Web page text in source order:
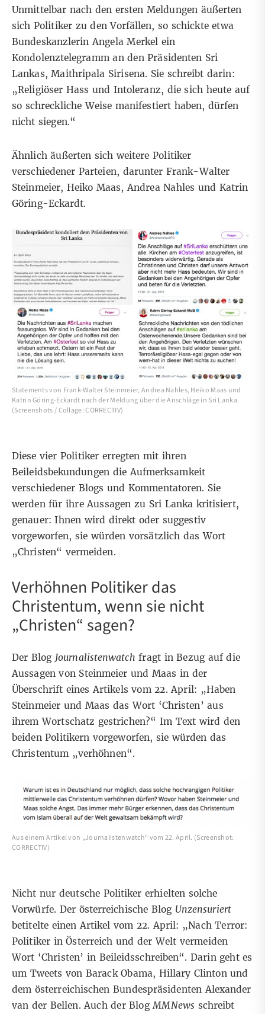
Unmittelbar nach den ersten Meldungen äußerten
sich Politiker zu den Vorfällen, so schickte etwa
Bundeskanzlerin Angela Merkel ein
Kondolenztelegramm an den Präsidenten Sri
Lankas, Maithripala Sirisena. Sie schreibt darin:
„Religiöser Hass und Intoleranz, die sich heute auf
so schreckliche Weise manifestiert haben, dürfen
nicht siegen.“
Ähnlich äußerten sich weitere Politiker
verschiedener Parteien, darunter Frank-Walter
Steinmeier, Heiko Maas, Andrea Nahles und Katrin
Göring-Eckardt.
Statements von Frank-Walter Steinmeier, Andrea Nahles, Heiko Maas und
Katrin Göring-Eckardt nach der Meldung über die Anschläge in Sri Lanka.
(Screenshots / Collage: CORRECTIV)
Diese vier Politiker erregten mit ihren
Beileidsbekundungen die Aufmerksamkeit
verschiedener Blogs und Kommentatoren. Sie
werden für ihre Aussagen zu Sri Lanka kritisiert,
genauer: Ihnen wird direkt oder suggestiv
vorgeworfen, sie würden vorsätzlich das Wort
„Christen“ vermeiden.
Verhöhnen Politiker das
Christentum, wenn sie nicht
„Christen“ sagen?
Der Blog Journalistenwatch fragt in Bezug auf die
Aussagen von Steinmeier und Maas in der
Überschrift eines Artikels vom 22. April: „Haben
Steinmeier und Maas das Wort ‘Christen’ aus
ihrem Wortschatz gestrichen?“ Im Text wird den
beiden Politikern vorgeworfen, sie würden das
Christentum „verhöhnen“.
Aus einem Artikel von „Journalistenwatch“ vom 22. April. (Screenshot:
CORRECTIV)
Nicht nur deutsche Politiker erhielten solche
Vorwürfe. Der österreichische Blog Unzensuriert
betitelte einen Artikel vom 22. April: „Nach Terror:
Politiker in Österreich und der Welt vermeiden
Wort ‘Christen’ in Beileidsschreiben“. Darin geht es
um Tweets vonBarack Obama, Hillary Clintonund
dem österreichischen Bundespräsidenten Alexander
van der Bellen. Auchder BlogMMNews schreibt